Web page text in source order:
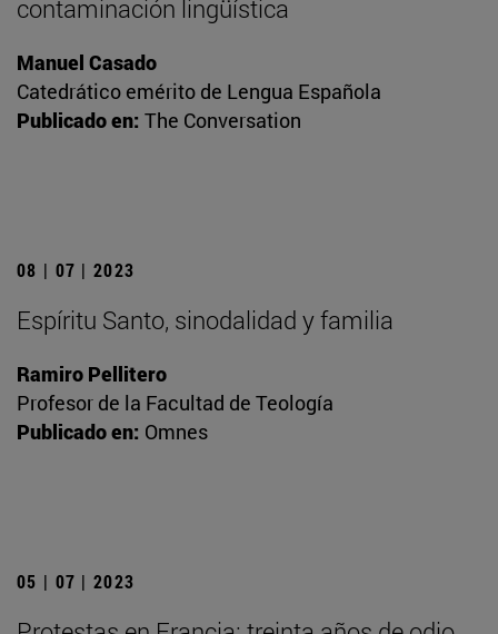
contaminación lingüística
Manuel Casado
Catedrático emérito de Lengua Española
Publicado en: The Conversation
08 | 07 | 2023
Espíritu Santo, sinodalidad y familia
Ramiro Pellitero
Profesor de la Facultad de Teología
Publicado en: Omnes
05 | 07 | 2023